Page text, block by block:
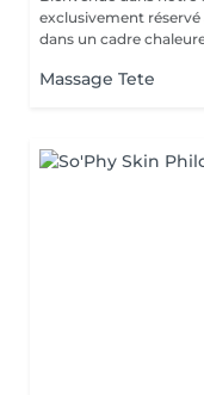
exclusivement réservé aux femmes.
dans un cadre
Massage Tete